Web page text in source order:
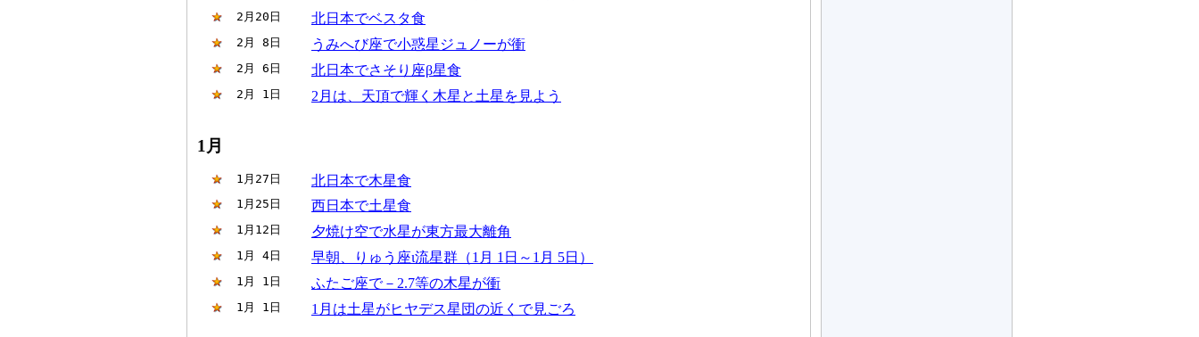
2月20日 北日本でベスタ食
2月 8日 うみへび座で小惑星ジュノーが衝
2月 6日 北日本でさそり座β星食
2月 1日 2月は、天頂で輝く木星と土星を見よう
1月
1月27日 北日本で木星食
1月25日 西日本で土星食
1月12日 夕焼け空で水星が東方最大離角
1月 4日 早朝、りゅう座ι流星群（1月 1日～1月 5日）
1月 1日 ふたご座で－2.7等の木星が衝
1月 1日 1月は土星がヒヤデス星団の近くで見ごろ